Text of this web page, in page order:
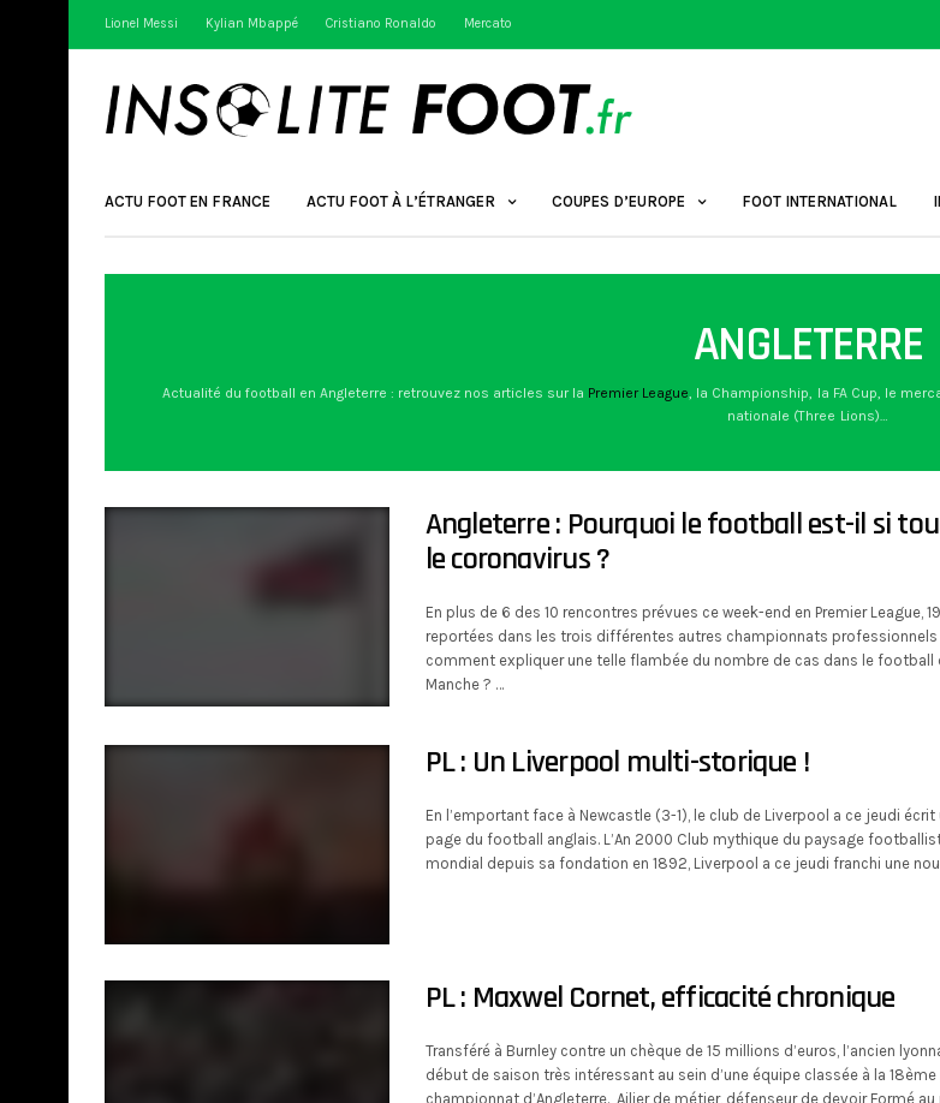
Lionel Messi Kylian Mbappé Cristiano Ronaldo Mercato
ACTU FOOT EN FRANCE ACTU FOOT À L’ÉTRANGER COUPES D’EUROPE FOOT INTERNATIONAL
ANGLETERRE
Actualité du football en Angleterre : retrouvez nos articles sur la Premier League, la Championship, la FA Cup, le
nationale (Three Lions)…
Angleterre : Pourquoi le football est-il si
le coronavirus ?
En plus de 6 des 10 rencontres prévues ce week-end en Premier League,
reportées dans les trois différentes autres championnats professionnels
comment expliquer une telle flambée du nombre de cas dans le football
Manche ? …
PL : Un Liverpool multi-storique !
En l’emportant face à Newcastle (3-1), le club de Liverpool a ce jeudi écrit
page du football anglais. L’An 2000 Club mythique du paysage
mondial depuis sa fondation en 1892, Liverpool a ce jeudi franchi une
PL : Maxwel Cornet, efficacité chronique
Transféré à Burnley contre un chèque de 15 millions d’euros, l’ancien
début de saison très intéressant au sein d’une équipe classée à la
championnat d’Angleterre. Ailier de métier, défenseur de devoir Formé